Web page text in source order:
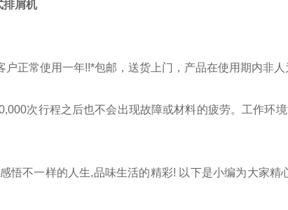
排屑机
常使用一年!!*包邮，送货上门，产品在使用期内非人
次行程之后也不会出现故障或材料的疲劳。工作环
悟不一样的人生,品味生活的精彩! 以下是小编为大家